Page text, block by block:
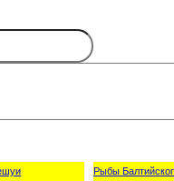
Рыбы